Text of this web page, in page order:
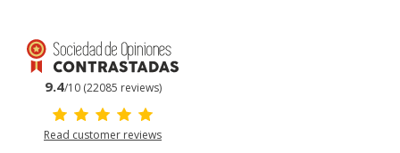
9.4/10 (22085 reviews)
Read customer reviews